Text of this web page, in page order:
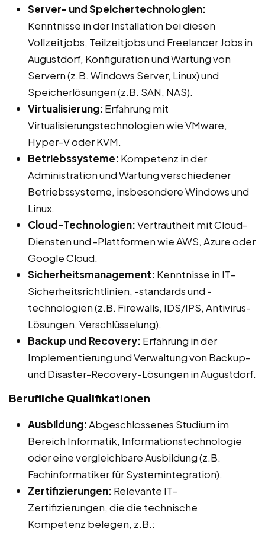
Server- und Speichertechnologien:
Kenntnisse in der Installation bei diesen
Vollzeitjobs, Teilzeitjobs und Freelancer Jobs in
Augustdorf, Konfiguration und Wartung von
Servern (z.B. Windows Server, Linux) und
Speicherlösungen (z.B. SAN, NAS).
Virtualisierung: Erfahrung mit
Virtualisierungstechnologien wie VMware,
Hyper-V oder KVM.
Betriebssysteme: Kompetenz in der
Administration und Wartung verschiedener
Betriebssysteme, insbesondere Windows und
Linux.
Cloud-Technologien:Vertrautheit mit Cloud-
Diensten und -Plattformen wie AWS, Azure oder
Google Cloud.
Sicherheitsmanagement: Kenntnisse in IT-
Sicherheitsrichtlinien, -standards und -
technologien (z.B. Firewalls, IDS/IPS, Antivirus-
Lösungen, Verschlüsselung).
Backup und Recovery: Erfahrung in der
Implementierung und Verwaltung von Backup-
und Disaster-Recovery-Lösungen in Augustdorf.
Berufliche Qualifikationen
Ausbildung:Abgeschlossenes Studium im
Bereich Informatik, Informationstechnologie
oder eine vergleichbare Ausbildung (z.B.
Fachinformatiker für Systemintegration).
Zertifizierungen: Relevante IT-
Zertifizierungen, die die technische
Kompetenz belegen, z.B.: